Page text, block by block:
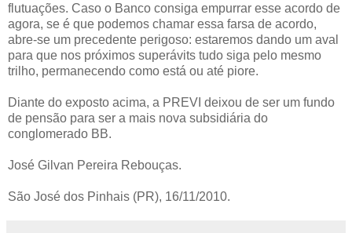
flutuações. Caso o Banco consiga empurrar esse acordo de
agora, se é que podemos chamar essa farsa de acordo,
abre-se um precedente perigoso: estaremos dando um aval
para que nos próximos superávits tudo siga pelo mesmo
trilho, permanecendo como está ou até piore.
Diante do exposto acima, a PREVI deixou de ser um fundo
de pensão para ser a mais nova subsidiária do
conglomerado BB.
José Gilvan Pereira Rebouças.
São José dos Pinhais (PR), 16/11/2010.